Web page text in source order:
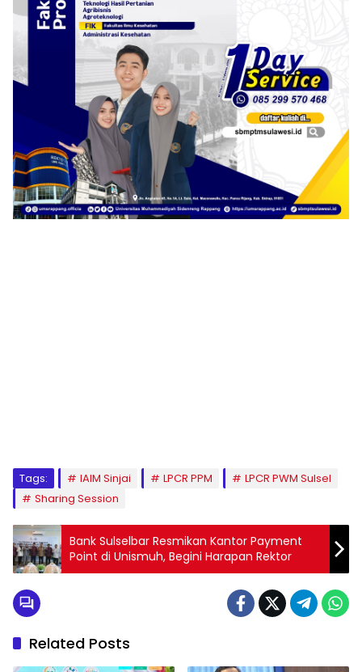
Klik Banner
Tags: IAIM Sinjai LPCR PPM
LPCR PWM Sulsel
Sharing Session
Bank Sulselbar Resmikan Kantor Payment
Point di Unismuh, Begini Harapan Rektor
Related Posts